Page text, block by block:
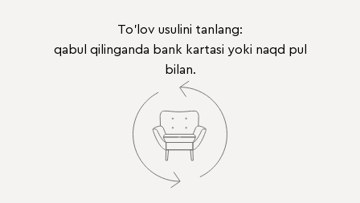
To'lov usulini tanlang:
qabul qilinganda bank kartasi yoki naqd pul
bilan.